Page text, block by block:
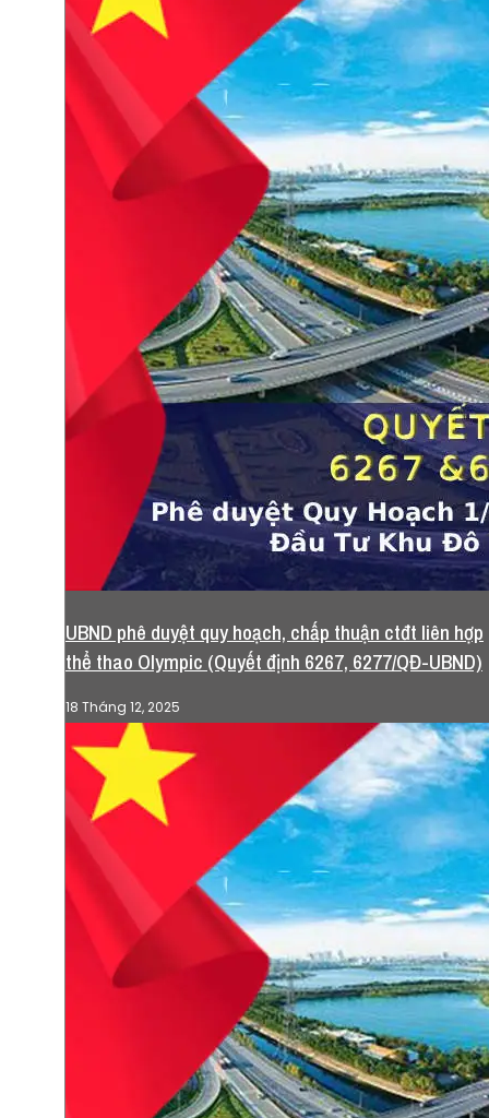
UBND phê duyệt quy hoạch, chấp thuận ctđt liên hợp
thể thao Olympic (Quyết định 6267, 6277/QĐ-UBND)
18 Tháng 12, 2025